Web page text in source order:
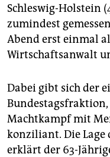
Schleswig-Holstein
zumindest
Abend erst einmal
Wirtschaftsanwalt
Dabei gibt sich der
Machtkampf mit
konziliant. Die Lage
erklärt der 63-